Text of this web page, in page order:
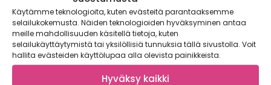
Käytämme teknologioita, kuten evästeitä parantaaksemme
selailukokemusta. Näiden teknologioiden hyväksyminen antaa
meille mahdollisuuden käsitellä tietoja, kuten
selailukäyttäytymistä tai yksilöllisiä tunnuksia tällä sivustolla. Voit
hallita evästeiden käyttölupaa alla olevista painikkeista.
Hyväksy kaikki
Kaikki luomusta – pieniä tekoja ja kesän
kuulumisia
Vuoden alussa alkoi Satokausikalenterin ja Valio Luomun
postaussarja, jonka yhteydessä paneudutaan
syvällisemmin luomutuotantoon...